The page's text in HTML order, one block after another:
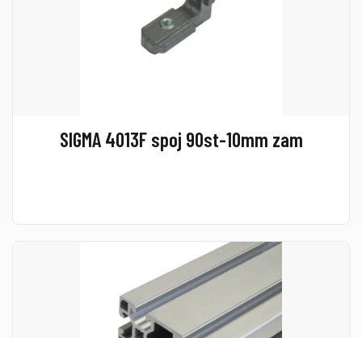
SIGMA 4013F spoj 90st-10mm zam